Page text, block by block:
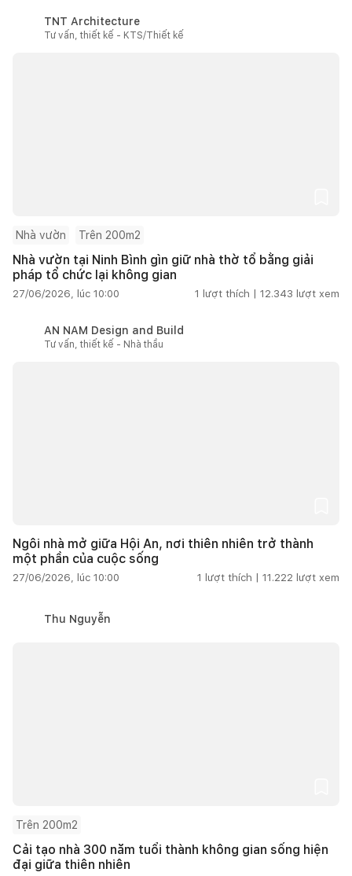
TNT Architecture
Tư vấn, thiết kế - KTS/Thiết kế
Nhà vườn Trên 200m2
Nhà vườn tại Ninh Bình gìn giữ nhà thờ tổ bằng giải
pháp tổ chức lại không gian
27/06/2026, lúc 10:00 1 lượt thích | 12.343 lượt xem
AN NAM Design and Build
Tư vấn, thiết kế - Nhà thầu
Ngôi nhà mở giữa Hội An, nơi thiên nhiên trở thành
một phần của cuộc sống
27/06/2026, lúc 10:00 1 lượt thích | 11.222 lượt xem
Thu Nguyễn
Trên 200m2
Cải tạo nhà 300 năm tuổi thành không gian sống hiện
đại giữa thiên nhiên